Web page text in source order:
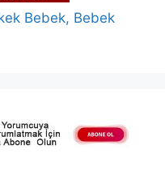
Bebek, Bebek